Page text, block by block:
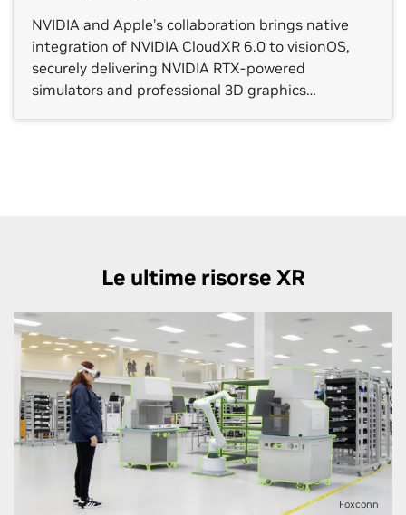
NVIDIA and Apple’s collaboration brings native
integration of NVIDIA CloudXR 6.0 to visionOS,
securely delivering NVIDIA RTX-powered
simulators and professional 3D graphics
Le ultime risorse XR
Foxconn